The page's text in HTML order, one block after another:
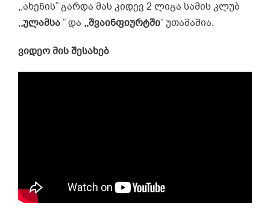
,,ახენის” გარდა მას კიდევ 2 ლიგა სამის კლუბ
,,ულამსა” და ,,შვაინფიურტში” უთამაშია.
ვიდეო მის შესახებ